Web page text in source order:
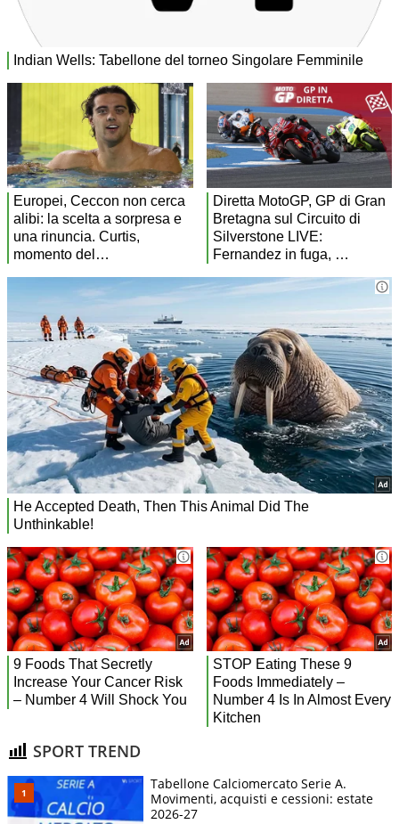
SPORT TREND
Tabellone Calciomercato Serie A.
Movimenti, acquisti e cessioni: estate
2026-27